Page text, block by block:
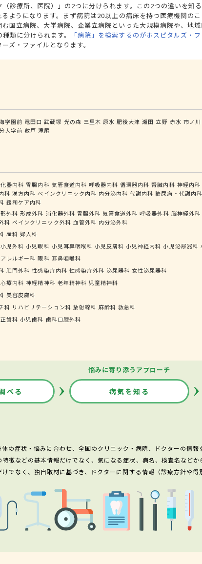
診療所、医院）」の2つに分けられます。この2つの違いを知
ようになります。まず病院は20以上の病床を持つ医療機関のこ
国立病院、大学病院、企業立病院といった大規模病院や、地
類に分けられます。
「病院」を検索するのがホスピタルズ・フ
ズ・ファイルとなります。
学園前 竜田口 武蔵塚 光の森 三里木 原水 肥後大津 瀬田 立野 赤水 市ノ川
大学前 敷戸 滝尾
器内科 胃腸内科 気管食道内科 呼吸器内科 循環器内科 腎臓内科 神経内科
科 漢方内科 ペインクリニック内科 内分泌内科 代謝内科 糖尿病・代謝内科
緩和ケア内科
外科 形成外科 消化器外科 胃腸外科 気管食道外科 呼吸器外科 脳神経外科
科 ペインクリニック外科 血管外科 内分泌外科
産科 婦人科
小児外科 小児眼科 小児耳鼻咽喉科 小児皮膚科 小児神経内科 小児泌尿器科
アレルギー科 眼科 耳鼻咽喉科
肛門外科 性感染症内科 性感染症外科 泌尿器科 女性泌尿器科
心療内科 神経精神科 老年精神科 児童精神科
美容皮膚科
科 リハビリテーション科 放射線科 麻酔科 救急科
歯科 小児歯科 歯科口腔外科
悩みに寄り添うアプローチ
べる 病気を知る
の症状・悩みに合わせ、全国のクリニック・病院、ドクターの情報
徴などの基本情報だけでなく、気になる症状、病名、検査名など
けでなく、独自取材に基づき、ドクターに関する情報（診療方針や得